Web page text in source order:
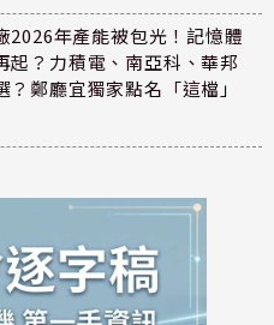
2026年產能被包光！記憶體
起？力積電、南亞科、華邦
？鄭廳宜獨家點名「這檔」